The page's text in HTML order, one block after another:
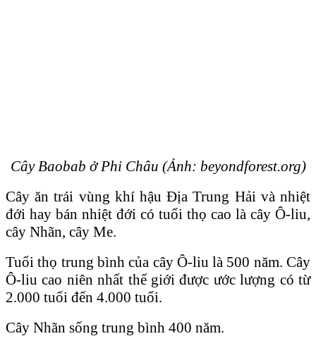
Cây Baobab ở Phi Châu (Ảnh: beyondforest.org)
Cây ăn trái vùng khí hậu Ɖịa Trung Hải và nhiệt
đới hay bán nhiệt đới có tuổi thọ cao là cây Ô-liu,
cây Nhãn, cây Me.
Tuổi thọ trung bình của cây Ô-liu là 500 năm. Cây
Ô-liu cao niên nhất thế giới được ước lượng có từ
2.000 tuổi đến 4.000 tuổi.
Cây Nhãn sống trung bình 400 năm.